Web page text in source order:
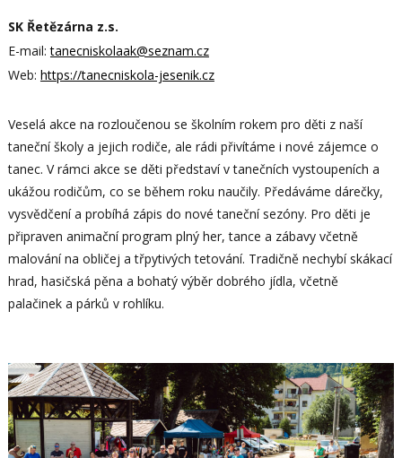
SK Řetězárna z.s.
E-mail:tanecniskolaak@seznam.cz
Web: https://tanecniskola-jesenik.cz
Veselá akce na rozloučenou se školním rokem pro děti z naší
taneční školy a jejich rodiče, ale rádi přivítáme i nové zájemce o
tanec. V rámci akce se děti představí v tanečních vystoupeních a
ukážou rodičům, co se během roku naučily. Předáváme dárečky,
vysvědčení a probíhá zápis do nové taneční sezóny. Pro děti je
připraven animační program plný her, tance a zábavy včetně
malování na obličej a třpytivých tetování. Tradičně nechybí skákací
hrad, hasičská pěna a bohatý výběr dobrého jídla, včetně
palačinek a párků v rohlíku.